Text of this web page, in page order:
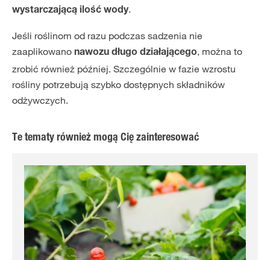
wystarczającą ilość wody.
Jeśli roślinom od razu podczas sadzenia nie
zaaplikowano nawozu długo działającego, można to
zrobić również później. Szczególnie w fazie wzrostu
rośliny potrzebują szybko dostępnych składników
odżywczych.
Te tematy również mogą Cię zainteresować